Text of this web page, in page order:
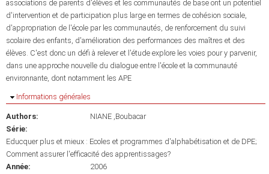
associations de parents d'élèves et les communautés de base ont un potentiel
d'intervention et de participation plus large en termes de cohésion sociale,
d'appropriation de l'école par les communautés, de renforcement du suivi
scolaire des enfants, d'amélioration des performances des maîtres et des
élèves. C'est donc un défi à relever et l'étude explore les voies pour y parvenir,
dans une approche nouvelle du dialogue entre l'école et la communauté
environnante, dont notamment les APE
Masquer
Informations générales
Authors:
NIANE ,Boubacar
Série:
Educquer plus et mieux : Ecoles et programmes d'alphabétisation et de DPE;
Comment assurer l'efficacité des apprentissages?
Année:
2006